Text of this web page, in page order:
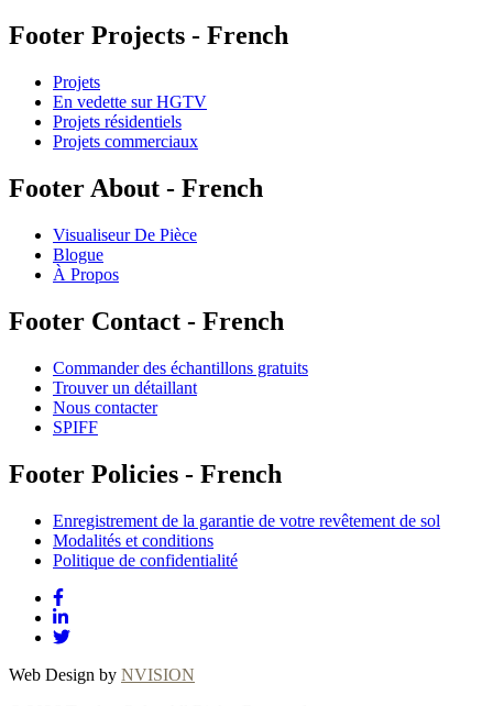
Footer Projects - French
Projets
En vedette sur HGTV
Projets résidentiels
Projets commerciaux
Footer About - French
Visualiseur De Pièce
Blogue
À Propos
Footer Contact - French
Commander des échantillons gratuits
Trouver un détaillant
Nous contacter
SPIFF
Footer Policies - French
Enregistrement de la garantie de votre revêtement de sol
Modalités et conditions
Politique de confidentialité
Web Design by NVISION